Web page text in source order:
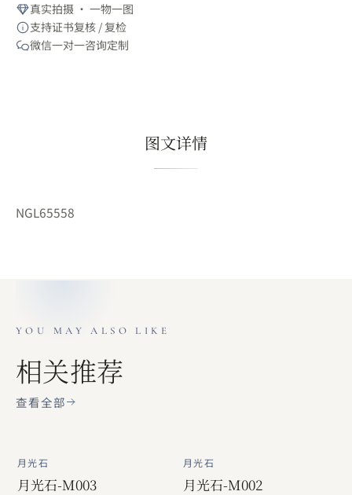
真实拍摄 · 一物一图
支持证书复核 / 复检
微信一对一咨询定制
图文详情
NGL65558
YOU MAY ALSO LIKE
相关推荐
查看全部
月光石
月光石-M003
月光石
月光石-M002